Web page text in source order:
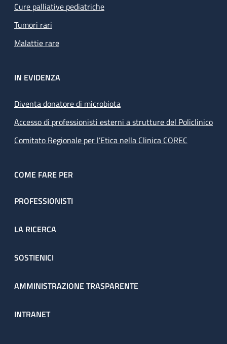
Cure palliative pediatriche
Tumori rari
Malattie rare
IN EVIDENZA
Diventa donatore di microbiota
Accesso di professionisti esterni a strutture del Policlinico
Comitato Regionale per l’Etica nella Clinica COREC
COME FARE PER
PROFESSIONISTI
LA RICERCA
SOSTIENICI
AMMINISTRAZIONE TRASPARENTE
INTRANET